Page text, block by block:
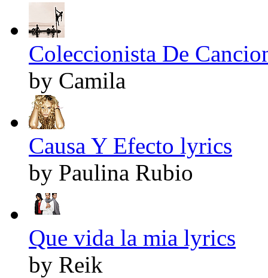
Coleccionista De
by Camila
Causa Y Efecto lyrics
by Paulina Rubio
Que vida la mia lyrics
by Reik